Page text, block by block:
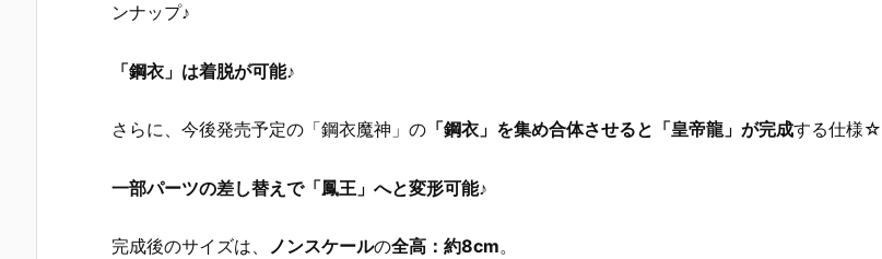
ンナップ♪
「鋼衣」は着脱が可能♪
さらに、今後発売予定の「鋼衣魔神」の 「鋼衣」を集め合体させると「皇帝龍」が完成する仕様☆
一部パーツの差し替えで「鳳王」へと変形可能♪
完成後のサイズは、 ノンスケールの全高：約8cm。